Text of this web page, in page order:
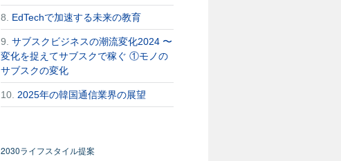
8. EdTechで加速する未来の教育
9. サブスクビジネスの潮流変化2024 〜
変化を捉えてサブスクで稼ぐ ①モノの
サブスクの変化
10. 2025年の韓国通信業界の展望
2030ライフスタイル提案